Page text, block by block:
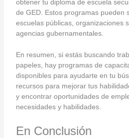
obtener tu diploma de escuela
de GED. Estos programas pueden
escuelas públicas, organizaciones
agencias gubernamentales.
En resumen, si estás buscando
papeles, hay programas de
disponibles para ayudarte en tu
recursos para mejorar tus
y encontrar oportunidades de
necesidades y habilidades.
En Conclusión